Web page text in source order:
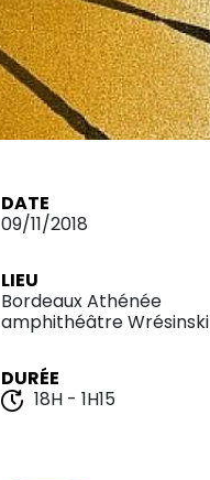
DATE
09/11/2018
LIEU
Bordeaux Athénée
amphithéâtre Wrésinski
DURÉE
18H - 1H15